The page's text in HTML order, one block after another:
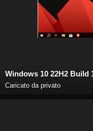
Windows 10 22H2 Build
Caricato da privato